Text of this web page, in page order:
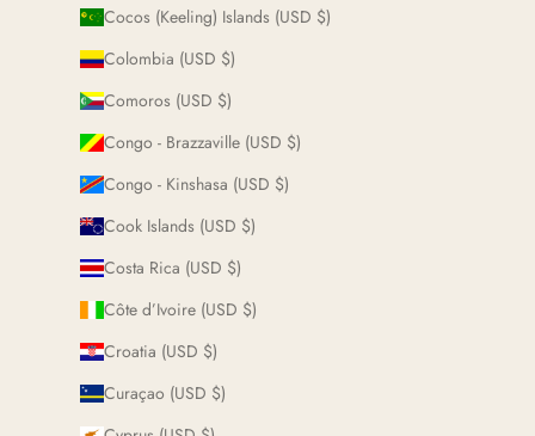
Cocos (Keeling) Islands (USD $)
Colombia (USD $)
Comoros (USD $)
Congo - Brazzaville (USD $)
Congo - Kinshasa (USD $)
Cook Islands (USD $)
Costa Rica (USD $)
Côte d’Ivoire (USD $)
Croatia (USD $)
Curaçao (USD $)